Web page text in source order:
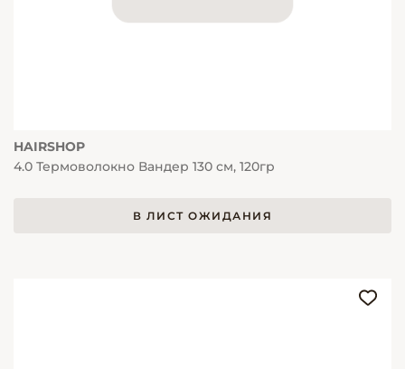
HAIRSHOP
4.0 Термоволокно Вандер 130 см, 120гр
В ЛИСТ ОЖИДАНИЯ